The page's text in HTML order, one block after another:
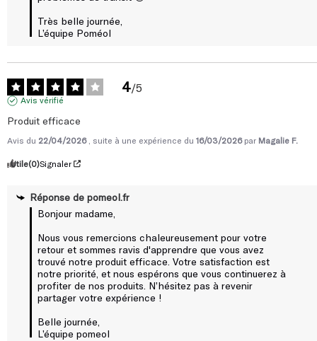
Très belle journée,
L’équipe Poméol
4/5
Avis vérifié
Produit efficace
Avis du 22/04/2026 , suite à une expérience du 16/03/2026 par Magalie F.
Utile(0)Signaler
Réponse de pomeol.fr
Bonjour madame,
Nous vous remercions chaleureusement pour votre
retour et sommes ravis d'apprendre que vous avez
trouvé notre produit efficace. Votre satisfaction est
notre priorité, et nous espérons que vous continuerez à
profiter de nos produits. N’hésitez pas à revenir
partager votre expérience !
Belle journée,
L’équipe pomeol